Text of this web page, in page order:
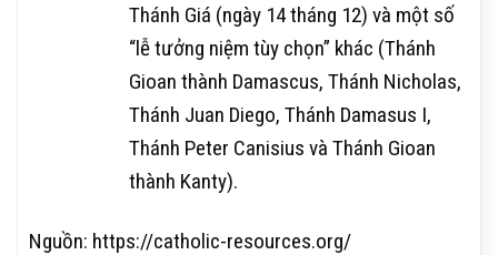
Thánh Giá (ngày 14 tháng 12) và một số
“lễ tưởng niệm tùy chọn” khác (Thánh
Gioan thành Damascus, Thánh Nicholas,
Thánh Juan Diego, Thánh Damasus I,
Thánh Peter Canisius và Thánh Gioan
thành Kanty).
Nguồn: https://catholic-resources.org/